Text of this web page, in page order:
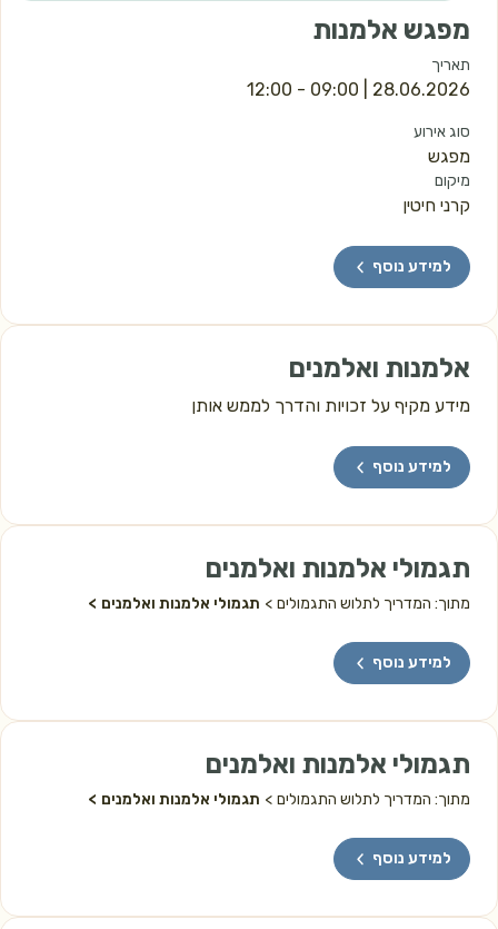
מפגש אלמנות
תאריך
28.06.2026
סוג אירוע
מפגש
מיקום
קרני חיטין
למידע נוסף
אלמנות ואלמנים
מידע מקיף על זכויות והדרך לממש אותן
למידע נוסף
תגמולי אלמנות ואלמנים
מתוך: המדריך לתלוש התגמולים תגמולי אלמנות ואלמנים
למידע נוסף
תגמולי אלמנות ואלמנים
מתוך: המדריך לתלוש התגמולים תגמולי אלמנות ואלמנים
למידע נוסף